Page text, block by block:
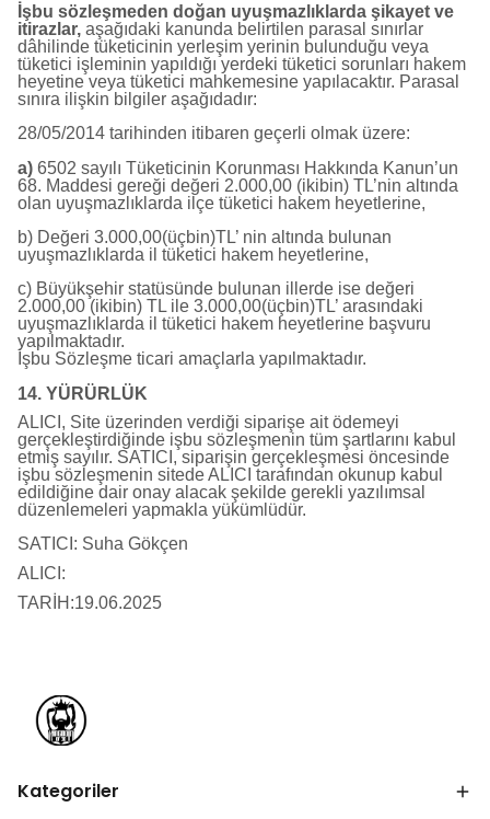
İşbu sözleşmeden doğan uyuşmazlıklarda şikayet ve
itirazlar, aşağıdaki kanunda belirtilen parasal sınırlar
dâhilinde tüketicinin yerleşim yerinin bulunduğu veya
tüketici işleminin yapıldığı yerdeki tüketici sorunları hakem
heyetine veya tüketici mahkemesine yapılacaktır. Parasal
sınıra ilişkin bilgiler aşağıdadır:
28/05/2014 tarihinden itibaren geçerli olmak üzere:
a) 6502 sayılı Tüketicinin Korunması Hakkında Kanun’un
68. Maddesi gereği değeri 2.000,00 (ikibin) TL’nin altında
olan uyuşmazlıklarda ilçe tüketici hakem heyetlerine,
b) Değeri 3.000,00(üçbin)TL’ nin altında bulunan
uyuşmazlıklarda il tüketici hakem heyetlerine,
c) Büyükşehir statüsünde bulunan illerde ise değeri
2.000,00 (ikibin) TL ile 3.000,00(üçbin)TL’ arasındaki
uyuşmazlıklarda il tüketici hakem heyetlerine başvuru
yapılmaktadır.
İşbu Sözleşme ticari amaçlarla yapılmaktadır.
14. YÜRÜRLÜK
ALICI, Site üzerinden verdiği siparişe ait ödemeyi
gerçekleştirdiğinde işbu sözleşmenin tüm şartlarını kabul
etmiş sayılır. SATICI, siparişin gerçekleşmesi öncesinde
işbu sözleşmenin sitede ALICI tarafından okunup kabul
edildiğine dair onay alacak şekilde gerekli yazılımsal
düzenlemeleri yapmakla yükümlüdür.
SATICI: Suha Gökçen
ALICI:
TARİH:19.06.2025
Kategoriler